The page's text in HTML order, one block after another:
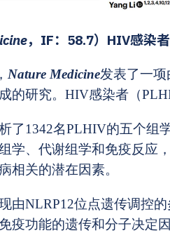
，IF：58.7）HIV感染
Nature Medicine发表了一
的研究。HIV感染者（
了1342名PLHIV的五个组
学、代谢组学和免疫反应
相关的潜在因素。
由NLRP12位点遗传调控
疫功能的遗传和分子决定